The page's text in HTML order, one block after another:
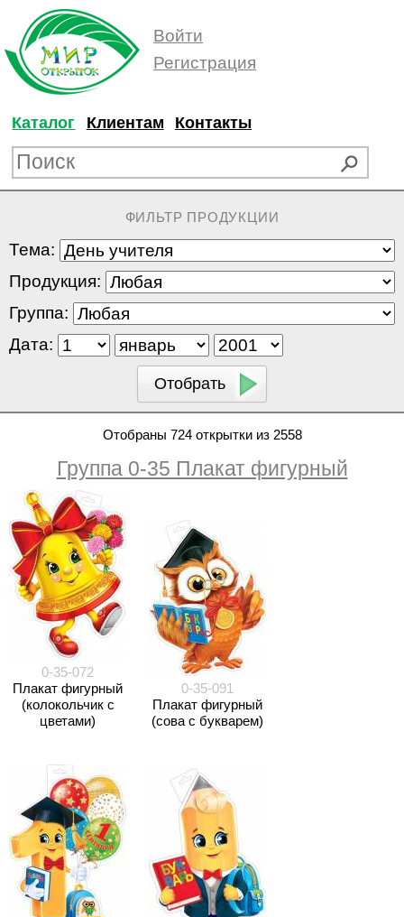
Войти
Регистрация
Каталог Клиентам Контакты
ФИЛЬТР ПРОДУКЦИИ
Тема:
Продукция:
Группа:
Дата:
Отобраны 724 открытки из 2558
Группа 0-35 Плакат фигурный
0-35-072
Плакат фигурный
(колокольчик с
цветами)
0-35-091
Плакат фигурный
(сова с букварем)